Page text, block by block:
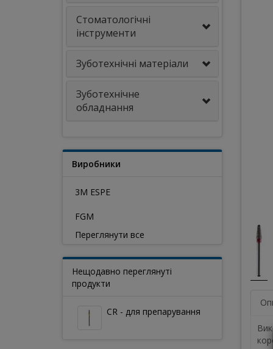
Стоматологічні
інструменти
Зуботехнічні матеріали
Зуботехнічне
обладнання
Виробники
3M ESPE
FGM
Переглянути все
Нещодавно переглянуті
продукти
CR - для препарування